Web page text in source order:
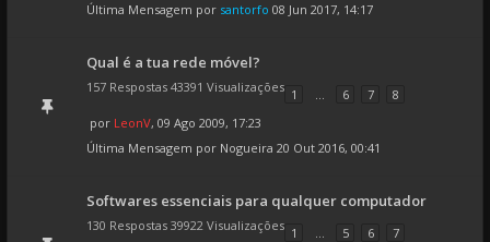
Última Mensagem por santorfo 08 Jun 2017, 14:17
Qual é a tua rede móvel?
157 Respostas 43391 Visualizações 1 ... 6 7
8
por LeonV, 09 Ago 2009, 17:23
Última Mensagem por Nogueira 20 Out 2016, 00:41
Softwares essenciais para qualquer computador
130 Respostas 39922 Visualizações 1 ... 5 6
7